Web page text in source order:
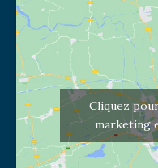
Cliquez
marketing